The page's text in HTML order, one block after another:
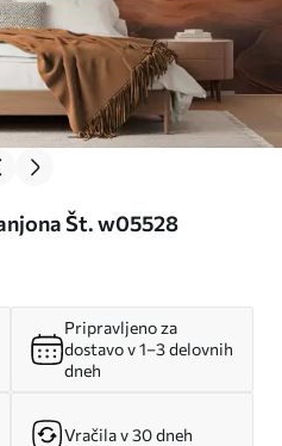
Št. w05528
Pripravljeno za
dostavo v 1–3 delovnih
dneh
Vračila v 30 dneh